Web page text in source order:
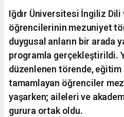
Iğdır Üniversitesi İngiliz Dili
öğrencilerinin mezuniyet
duygusal anların bir arada
programla gerçekleştirildi.
düzenlenen törende, eğitim
tamamlayan öğrenciler
yaşarken; aileleri ve
gurura ortak oldu.